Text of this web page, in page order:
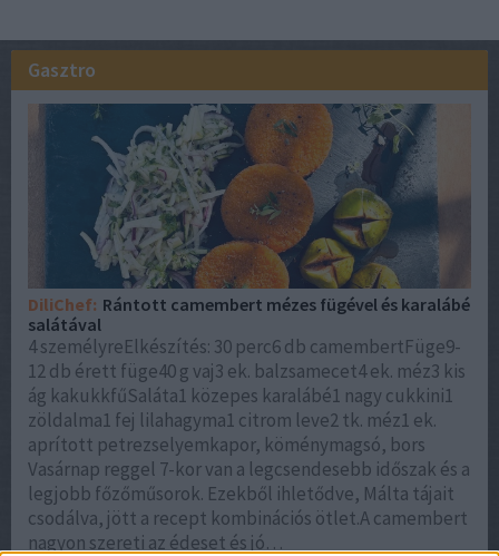
Gasztro
DiliChef: Rántott camembert mézes fügével és karalábé
salátával
4 személyreElkészítés: 30 perc6 db camembertFüge9-
12 db érett füge40 g vaj3 ek. balzsamecet4 ek. méz3 kis
ág kakukkfűSaláta1 közepes karalábé1 nagy cukkini1
zöldalma1 fej lilahagyma1 citrom leve2 tk. méz1 ek.
aprított petrezselyemkapor, köménymagsó, bors
Vasárnap reggel 7-kor van a legcsendesebb időszak és a
legjobb főzőműsorok. Ezekből ihletődve, Málta tájait
csodálva, jött a recept kombinációs ötlet.A camembert
nagyon szereti az édeset és jó…